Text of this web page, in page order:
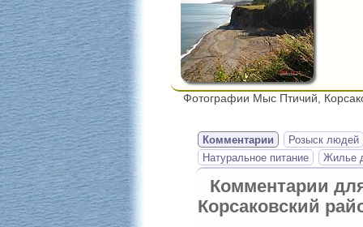
Фотографии Мыс Птичий,
Комментарии
Розыск людей
Натуральное питание
Жилье
Комментарии
Корсаковский